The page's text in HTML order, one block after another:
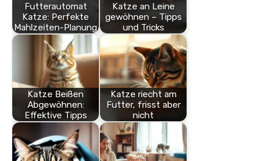
Futterautomat
Katze: Perfekte
Mahlzeiten-Planung
Katze an Leine
gewöhnen – Tipps
und Tricks
Katze Beißen
Abgewöhnen:
Effektive Tipps
Katze riecht am
Futter, frisst aber
nicht